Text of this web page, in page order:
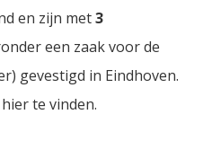
en zijn met3
een zaak voor de
gevestigd in Eindhoven.
te vinden.